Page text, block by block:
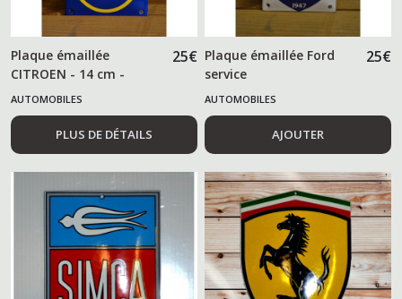
Plaque émaillée
CITROEN - 14 cm -
25€
AUTOMOBILES
PLUS DE DÉTAILS
Plaque émaillée Ford
service
25€
AUTOMOBILES
AJOUTER